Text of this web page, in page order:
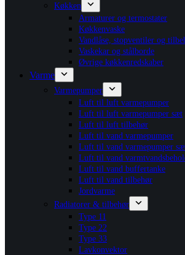
Køkken
Armaturer og termostater
Køkkenvaske
Vandlåse, stopventiler og
Vaskekar og stålborde
Øvrige køkkenredskaber
Varme
Varmepumper
Luft til luft varmepumper
Luft til luft varmepumper sæt
Luft til luft tilbehør
Luft til vand varmepumper
Luft til vand varmepumper
Luft til vand
Luft til vand buffertanke
Luft til vand tilbehør
Jordvarme
Radiatorer & tilbehør
Type 11
Type 22
Type 33
Lavkonvektor